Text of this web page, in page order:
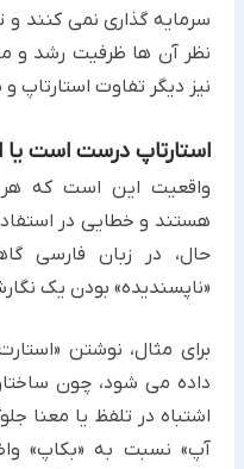
سرمایه گذاری نمی کنند و
نظر آن ها ظرفیت رشد و
نیز دیگر تفاوت
استارتاپ درست است یا
واقعیت این است که
هستند و خطایی در
حال، در زبان فارسی
«ناپسندیده» بودن یک
برای مثال، نوشتن
داده می شود، چون
اشتباه در تلفظ یا معنا
آپ» نسبت به «بکاپ»